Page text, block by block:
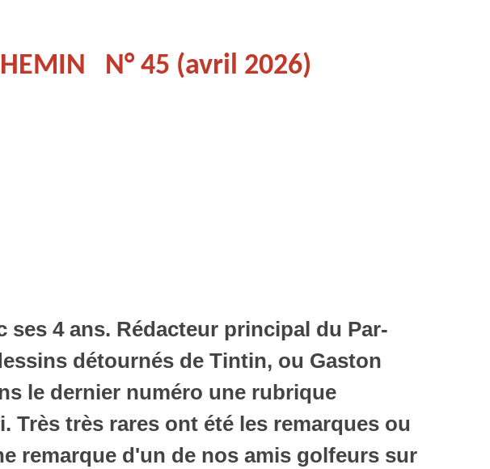
N° 45 (avril 2026)
4 ans. Rédacteur principal du Par-
détournés de Tintin, ou Gaston
le dernier numéro une rubrique
très rares ont été les remarques ou
remarque d'un de nos amis golfeurs sur